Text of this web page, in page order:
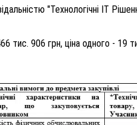
"Технологічні ІТ
тис. 906 грн, ціна одного - 19